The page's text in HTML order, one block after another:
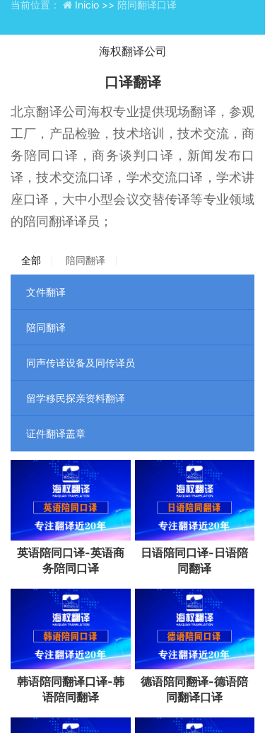
当前位置： Inicio >> 陪同翻译口译
海权翻译公司
口译翻译
北京翻译公司海权专业提供现场翻译，参观
工厂，产品检验，技术培训，技术交流，商
务陪同口译，商务谈判口译，新闻发布口
译，技术交流口译，学术交流口译，学术讲
座口译，大中小型会议交替传译等专业领域
的陪同翻译译员；
全部 陪同翻译
文件翻译
陪同翻译
同声传译设备及同传译员
留学移民探亲资料翻译
证件翻译盖章
英语陪同口译-英语商
务陪同口译
日语陪同口译-日语陪
同翻译
韩语陪同翻译口译-韩
语陪同翻译
德语陪同翻译-德语陪
同翻译口译